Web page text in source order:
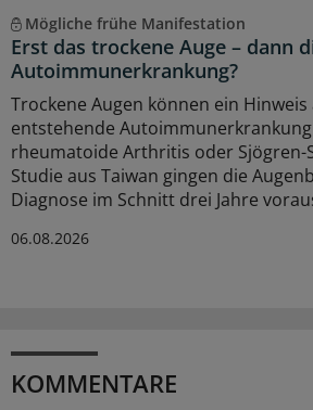
Mögliche frühe Manifestation
Erst das trockene Auge – dann
Autoimmunerkrankung?
Trockene Augen können ein Hinweis
entstehende Autoimmunerkrankung
rheumatoide Arthritis oder Sjögren-
Studie aus Taiwan gingen die
Diagnose im Schnitt drei Jahre
06.08.2026
KOMMENTARE